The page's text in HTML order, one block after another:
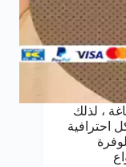
، لذلك